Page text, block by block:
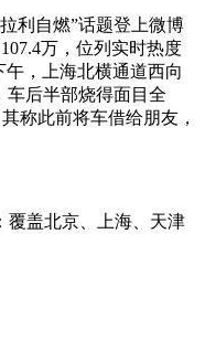
利自燃”话题登上微博
万，位列实时热度
，上海北横通道西向
车后半部烧得面目全
称此前将车借给朋友，